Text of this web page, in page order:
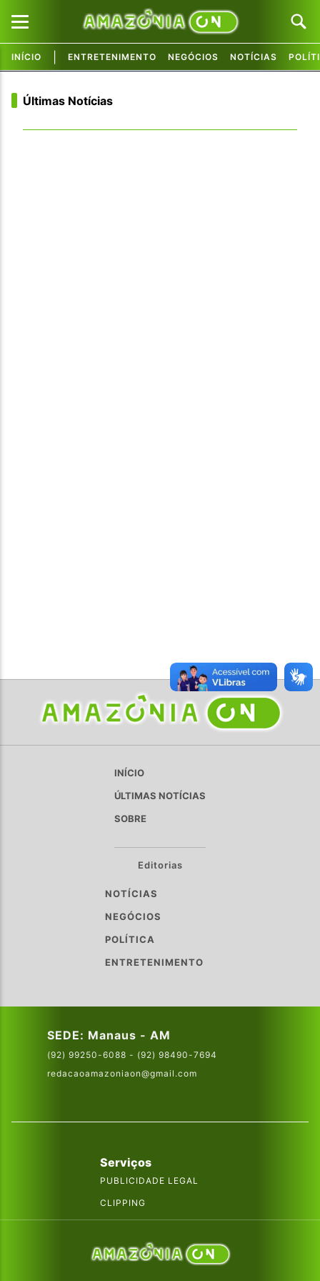
INÍCIO ENTRETENIMENTO NEGÓCIOS NOTÍCIAS
Últimas Notícias
INÍCIO
ÚLTIMAS NOTÍCIAS
SOBRE
Editorias
NOTÍCIAS
NEGÓCIOS
POLÍTICA
ENTRETENIMENTO
SEDE: Manaus - AM
(92) 99250-6088 - (92) 98490-7694
redacaoamazoniaon@gmail.com
Serviços
PUBLICIDADE LEGAL
CLIPPING